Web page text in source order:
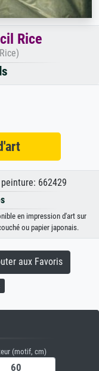
Rice
662429
en impression d'art sur
ou papier japonais.
aux Favoris
(motif, cm)